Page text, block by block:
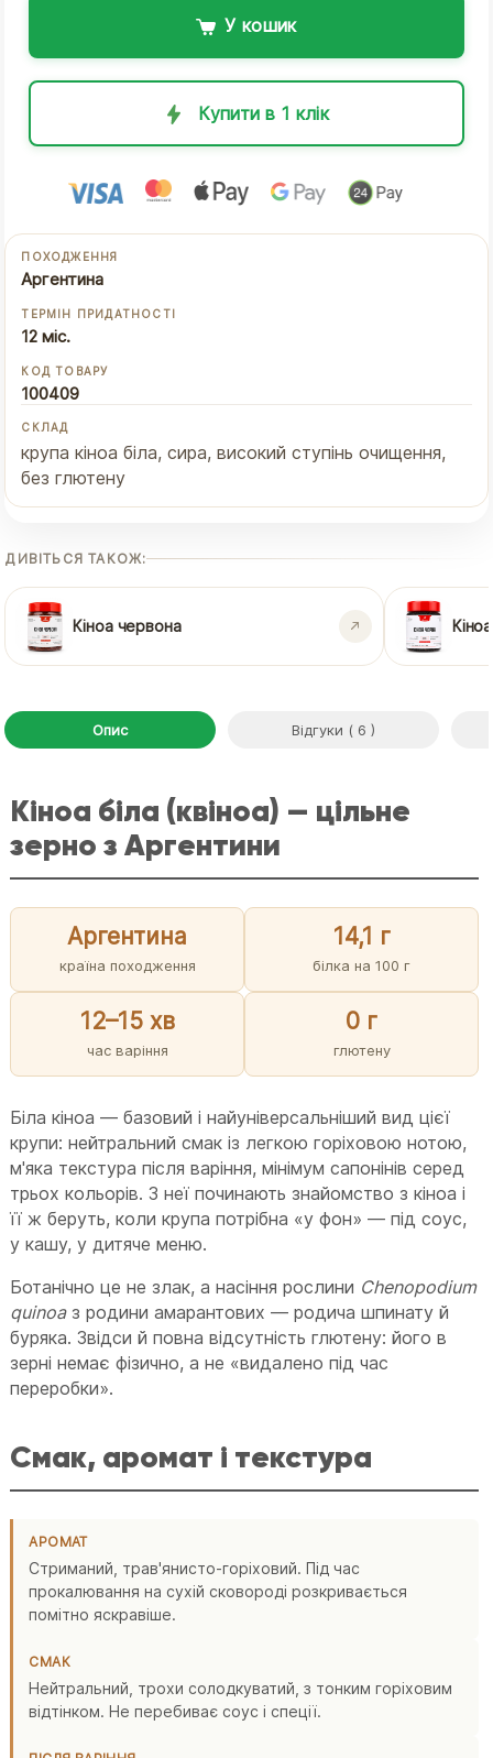
У кошик
Купити в 1 клік
ПОХОДЖЕННЯ
Аргентина
ТЕРМІН ПРИДАТНОСТІ
12 міс.
КОД ТОВАРУ
100409
СКЛАД
крупа кіноа біла, сира, високий ступінь очищення,
без глютену
ДИВІТЬСЯ ТАКОЖ:
Кіноа червона
Опис Відгуки ( 6 )
Кіноа біла (квіноа) — цільне
зерно з Аргентини
Аргентина
країна походження
14,1 г
білка на 100 г
12–15 хв
час варіння
0 г
глютену
Біла кіноа — базовий і найуніверсальніший вид цієї
крупи: нейтральний смак із легкою горіховою нотою,
м'яка текстура після варіння, мінімум сапонінів серед
трьох кольорів. З неї починають знайомство з кіноа і
її ж беруть, коли крупа потрібна «у фон» — під соус,
у кашу, у дитяче меню.
Ботанічно це не злак, а насіння рослини Chenopodium
quinoaз родини амарантових — родича шпинату й
буряка. Звідси й повна відсутність глютену: його в
зерні немає фізично, а не «видалено під час
переробки».
Смак, аромат і текстура
АРОМАТ
Стриманий, трав'янисто-горіховий. Під час
прокалювання на сухій сковороді розкривається
помітно яскравіше.
СМАК
Нейтральний, трохи солодкуватий, з тонким горіховим
відтінком. Не перебиває соус і спеції.